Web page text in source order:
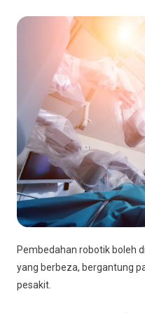
Pembedahan robotik boleh
yang berbeza, bergantung
pesakit.